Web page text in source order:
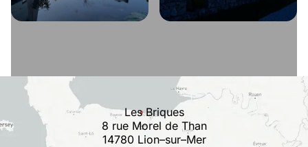
Les Briques
8 rue Morel de Than
14780 Lion–sur–Mer